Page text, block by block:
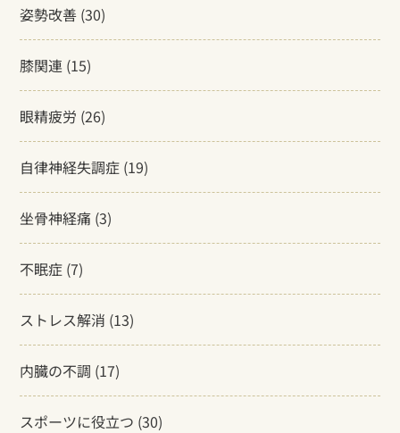
姿勢改善 (30)
膝関連 (15)
眼精疲労 (26)
自律神経失調症 (19)
坐骨神経痛 (3)
不眠症 (7)
ストレス解消 (13)
内臓の不調 (17)
スポーツに役立つ (30)